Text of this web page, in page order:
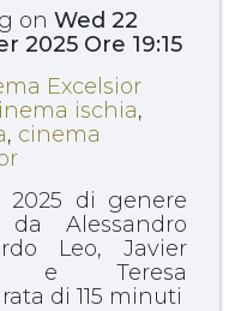
on Wed 22
2025 Ore 19:15
Excelsior
ischia,
, cinema
di genere
Alessandro
Leo, Javier
e Teresa
di 115 minuti